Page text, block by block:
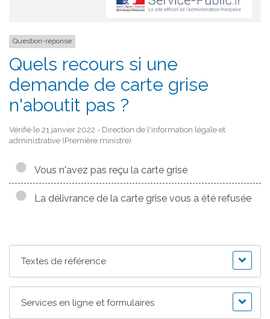
Question-réponse
Quels recours si une
demande de carte grise
n'aboutit pas ?
Vérifié le 21 janvier 2022 - Direction de l'information légale et
administrative (Première ministre)
Vous n'avez pas reçu la carte grise
La délivrance de la carte grise vous a été refusée
Textes de référence
Services en ligne et formulaires